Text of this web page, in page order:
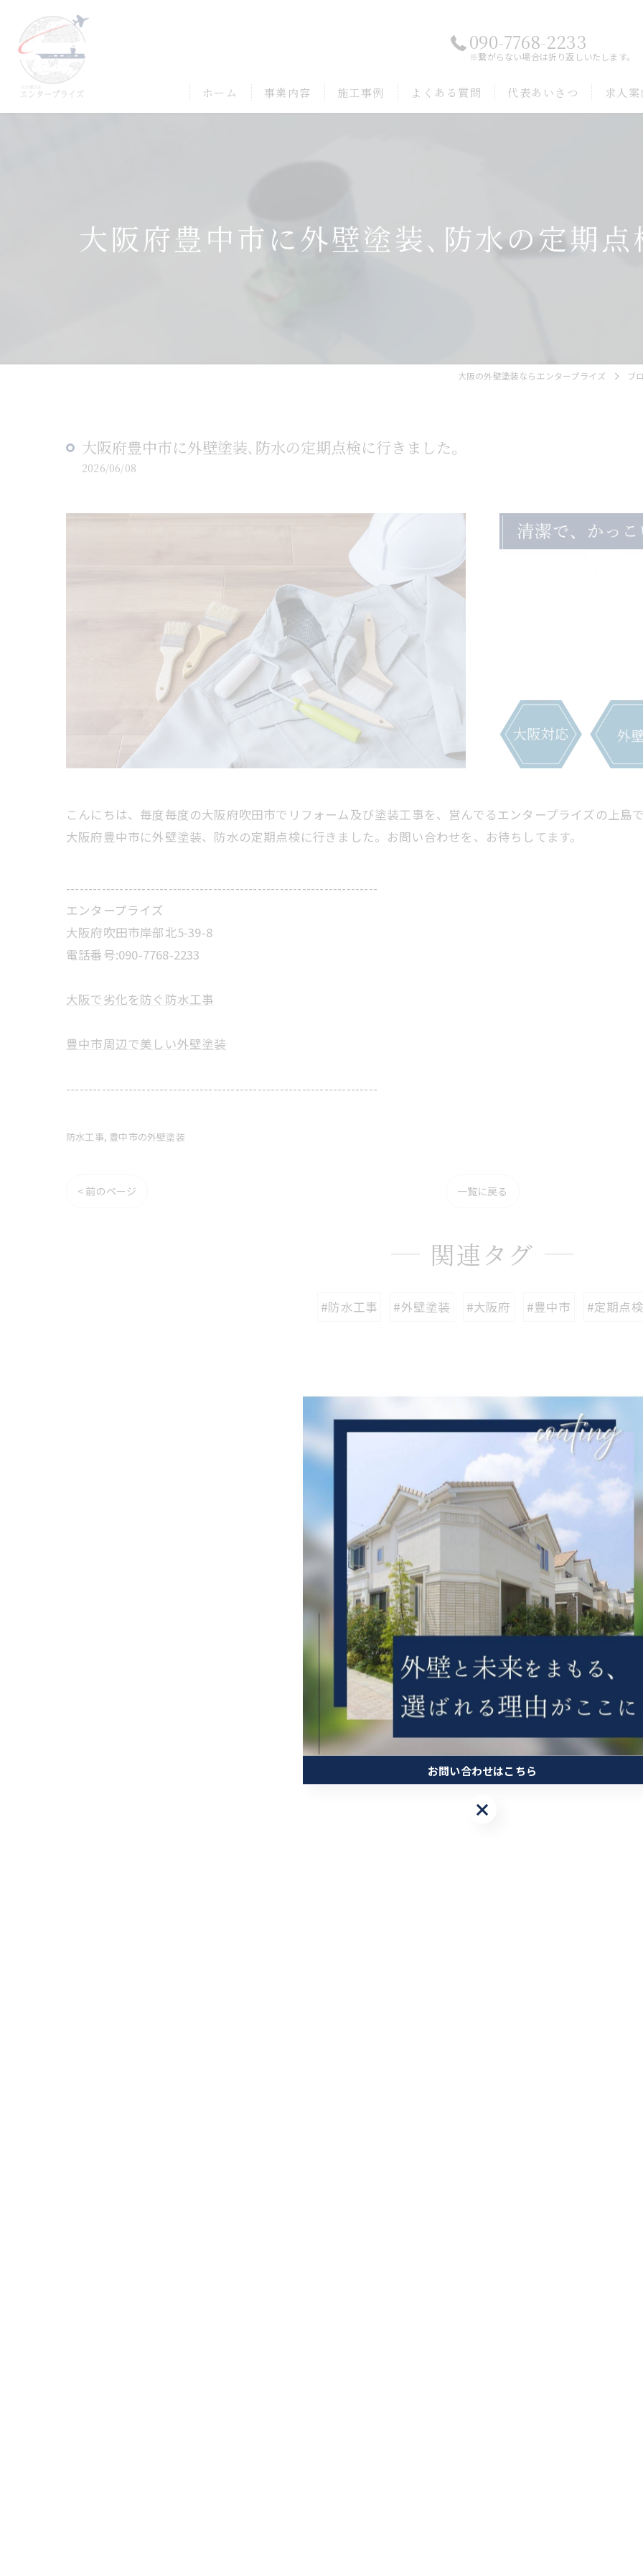
090-7768-2233
※繋がらない場合は折り返しいたします。
ホーム 事業内容 施工事例 よくある質問 代表あいさつ 求人案
大阪府豊中市に外壁塗装､防水の定期
大阪の外壁塗装ならエンタープライズ ブ
大阪府豊中市に外壁塗装､防水の定期点検に行きました。
2026/06/08
こんにちは、毎度毎度の大阪府吹田市でリフォーム及び塗装工事を、営んでるエンタープライズの上島
大阪府豊中市に外壁塗装、防水の定期点検に行きました。お問い合わせを、お待ちしてます。
----------------------------------------------------------------------
エンタープライズ
大阪府吹田市岸部北5-39-8
電話番号:090-7768-2233
大阪で劣化を防ぐ防水工事
豊中市周辺で美しい外壁塗装
----------------------------------------------------------------------
防水工事 豊中市の外壁塗装
< 前のページ 一覧に戻る
関連タグ
#防水工事 #外壁塗装 #大阪府 #豊中市 #定期点検
お問い合わせはこちら
お問い合わせはこちら